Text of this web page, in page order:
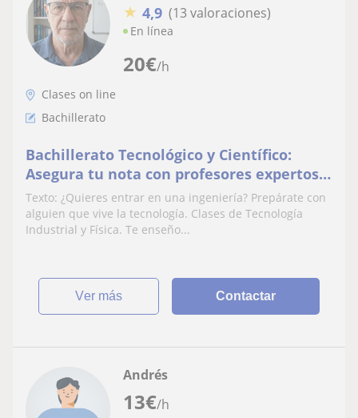
20€/h
★ 4,9 (13 valoraciones)
En línea
Clases on line
Bachillerato
Bachillerato Tecnológico y Científico:
Asegura tu nota con profesores expertos
en ingenieria
Texto: ¿Quieres entrar en una ingeniería? Prepárate con
alguien que vive la tecnología. Clases de Tecnología
Industrial y Física. Te enseño...
ver más Contactar
13€/h
Andrés